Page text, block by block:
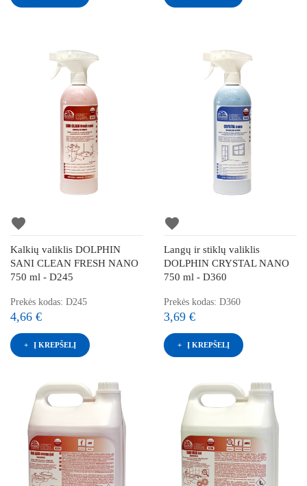
favorite
Kalkių valiklis DOLPHIN
SANI CLEAN FRESH NANO
750 ml - D245
Prekės kodas: D245
4,66 €
Į KREPŠELĮ
favorite
Langų ir stiklų valiklis
DOLPHIN CRYSTAL NANO
750 ml - D360
Prekės kodas: D360
3,69 €
Į KREPŠELĮ